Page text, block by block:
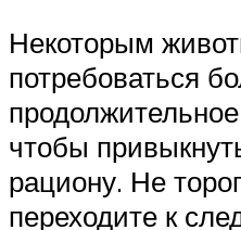
Некоторым
потребоваться
чтобы
рациону. Не
переходите к